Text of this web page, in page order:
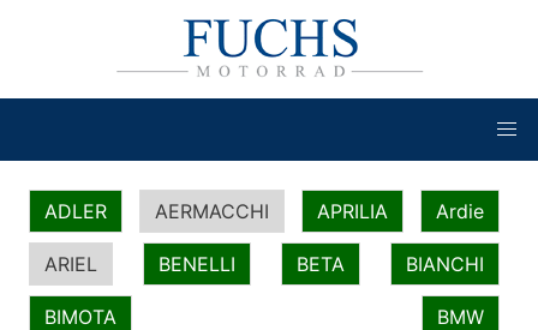
ADLER AERMACCHI APRILIA Ardie
ARIEL BENELLI BETA BIANCHI
BIMOTA BMW